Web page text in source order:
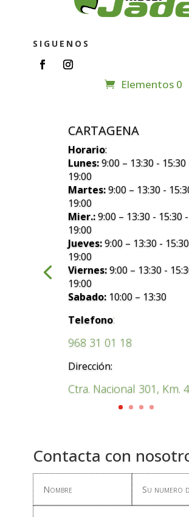
SIGUENOS
Elementos 0
CARTAGENA
Horario:
Lunes:9:00 – 13:30 - 15:30
19:00
Martes:9:00 – 13:30 -
19:00
Mier.:9:00 – 13:30 - 15:30 -
19:00
Jueves:9:00 – 13:30 -
19:00
Viernes:9:00 – 13:30 -
19:00
Sabado: 10:00 – 13:30
Telefono:
968 31 01 18
Dirección:
Ctra. Nacional 301, Km.
Contacta con